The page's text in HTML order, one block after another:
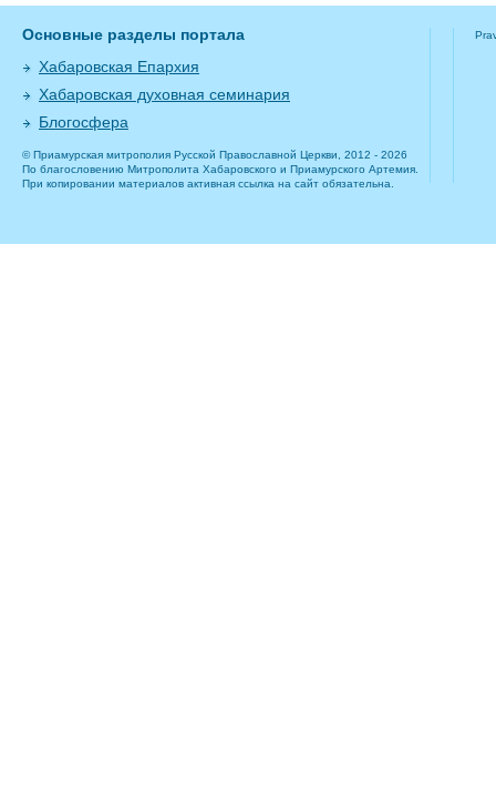
Основные разделы портала
Хабаровская Епархия
Хабаровская духовная семинария
Блогосфера
© Приамурская митрополия Русской Православной Церкви, 2012 - 2026
По благословению Митрополита Хабаровского и Приамурского Артемия.
При копировании материалов активная ссылка на сайт обязательна.